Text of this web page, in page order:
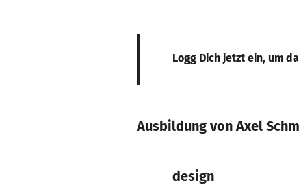
Logg Dich jetzt ein, um
Ausbildung von Axel
design